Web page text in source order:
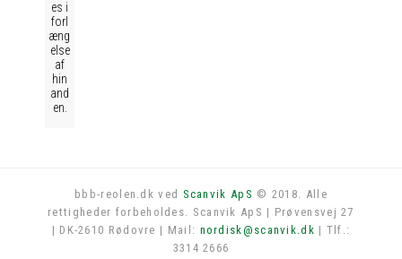
es i
forl
æng
else
af
hin
and
en.
bbb-reolen.dk ved Scanvik ApS © 2018. Alle
rettigheder forbeholdes. Scanvik ApS | Prøvensvej 27
| DK-2610 Rødovre | Mail: nordisk@scanvik.dk | Tlf.:
3314 2666
Log in